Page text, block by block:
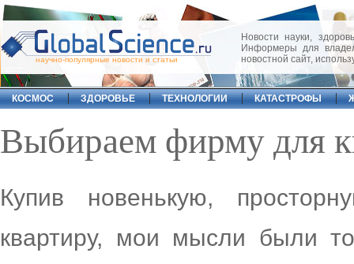
научно-популярные новости и статьи
Новости науки,
Информеры для
новостной сайт,
КОСМОС ЗДОРОВЬЕ ТЕХНОЛОГИИ КАТАСТРОФЫ
Выбираем фирму для
Купив новенькую,
квартиру, мои мысли были